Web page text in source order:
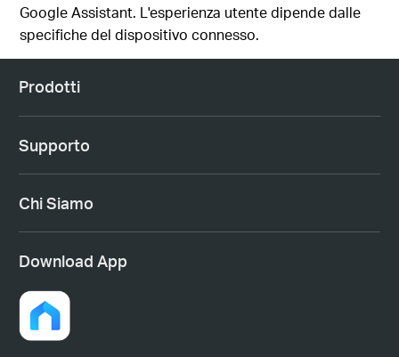
Google Assistant. L'esperienza utente dipende dalle
specifiche del dispositivo connesso.
Prodotti
Supporto
Chi Siamo
Download App